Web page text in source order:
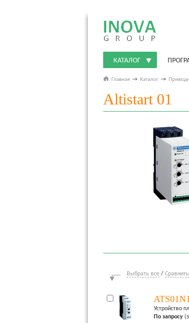
КАТАЛОГ
Главная → Каталог →
Altistart 01
Выбрать все / Сравнить
Устройство
По запросу